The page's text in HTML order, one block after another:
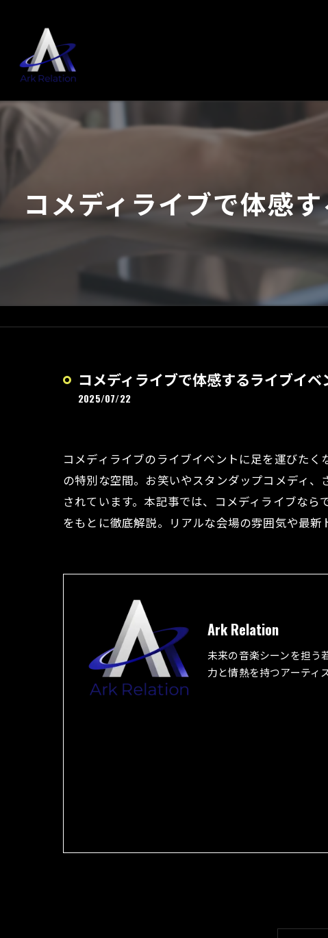
コメディライブで体感
コメディライブで体感するライブイ
2025/07/22
コメディライブのライブイベントに足を運びた
の特別な空間。お笑いやスタンダップコメディ
されています。本記事では、コメディライブな
をもとに徹底解説。リアルな会場の雰囲気や最
Ark Relation
未来の音楽シーンを担う
力と情熱を持つアーティ